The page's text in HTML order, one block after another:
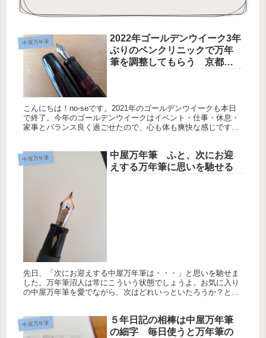
中屋万年筆
2022年ゴールデンウイーク3年
ぶりのペンクリニックで万年
筆を調整してもらう 京都丸
こんにちは！no-seです。2021年のゴールデンウイークも本日
で終了。今年のゴールデンウイークはイベント・仕事・休息・
家事とバランス良く過ごせたので、心も体も爽快な感じです。
中屋万年筆
中屋万年筆 ふと、次にお迎
えする万年筆に思いを馳せる
先日、「次にお迎えする中屋万年筆は・・・」と思いを馳せま
した。万年筆沼人は常にこういう状態でしょうよ。お気に入り
の中屋万年筆を愛でながら、次はどれいっといたろうか？と妄
中屋万年筆
５年日記の相棒は中屋万年筆
の細字 毎日使うと万年筆の